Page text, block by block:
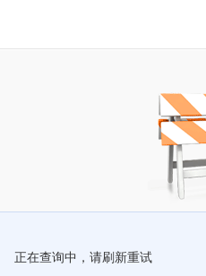
正在查询中，请刷新重试